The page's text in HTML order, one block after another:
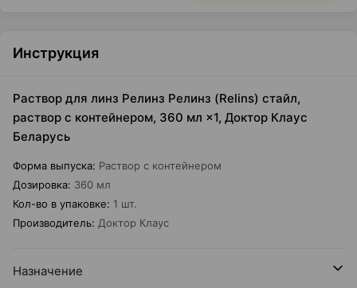
Инструкция
Раствор для линз Релинз Релинз (Relins) стайл,
раствор с контейнером, 360 мл ×1, Доктор Клаус
Беларусь
Форма выпуска: Раствор с контейнером
Дозировка: 360 мл
Кол-во в упаковке: 1 шт.
Производитель: Доктор Клаус
Назначение